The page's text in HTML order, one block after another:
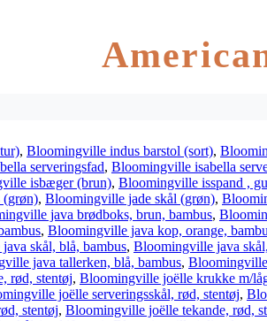
, Bloomingville indus barstol (sort),
serveringsfad, Bloomingville isabella
isbæger (brun), Bloomingville isspand ,
(grøn), Bloomingville jade skål (grøn),
java brødboks, brun, bambus,
, Bloomingville java kop, orange,
skål, blå, bambus, Bloomingville java
java tallerken, blå, bambus,
rød, stentøj, Bloomingville joëlle krukke m/
joëlle serveringsskål, rød, stentøj,
stentøj, Bloomingville joëlle tekande, rød,